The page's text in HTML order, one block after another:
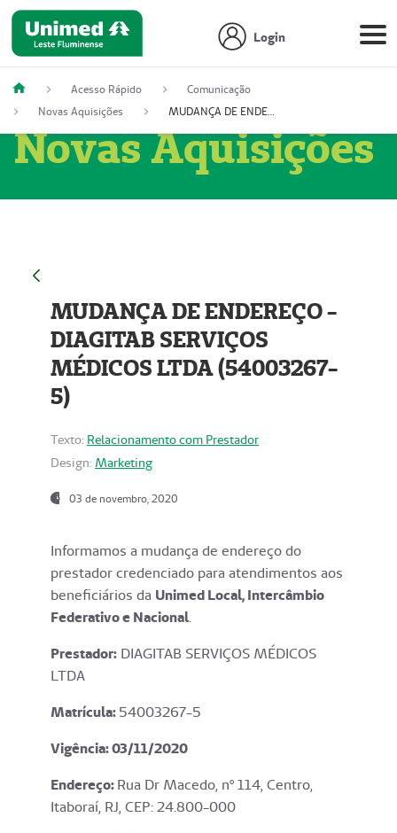
Login
Acesso Rápido
Comunicação
Novas Aquisições
MUDANÇA DE ENDEREÇO - DIAGITAB SERVIÇOS MÉDICOS LTDA (54003267-5)
Novas Aquisições
MUDANÇA DE ENDEREÇO -
DIAGITAB SERVIÇOS
MÉDICOS LTDA (54003267-
5)
Texto: Relacionamento com Prestador
Design: Marketing
03 de novembro, 2020
Informamos a mudança de endereço do
prestador credenciado para atendimentos aos
beneficiários da Unimed Local, Intercâmbio
Federativo e Nacional.
Prestador: DIAGITAB SERVIÇOS MÉDICOS
LTDA
Matrícula:54003267-5
Vigência: 03/11/2020
Endereço:Rua Dr Macedo, nº 114, Centro,
Itaboraí, RJ, CEP: 24.800-000